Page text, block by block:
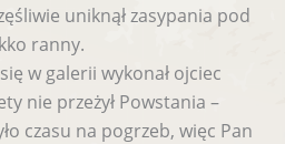
uniknął zasypania pod
ranny.
w galerii wykonał ojciec
nie przeżył Powstania –
czasu na pogrzeb, więc Pan